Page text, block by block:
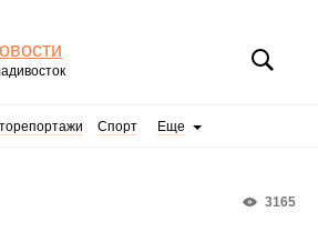
Спорт Еще
3165